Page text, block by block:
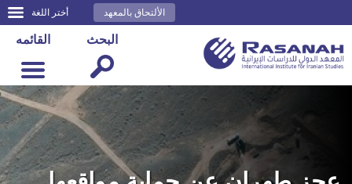
أختر اللغة الألتحاق بالمعهد
القائمه البحث